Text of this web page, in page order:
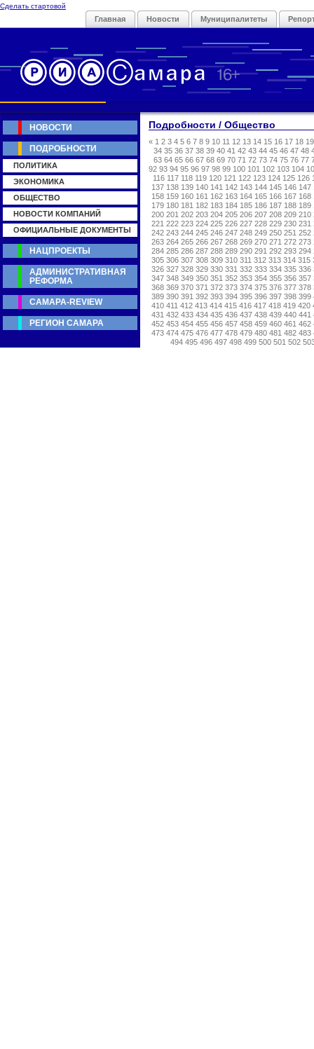
Сделать стартовой
Главная Новости Муниципалитеты
Подробности / Общество
« 1 2 3 4 5 6 7 8 9 10 11 12 13 14 15 16 17 18 19
34 35 36 37 38 39 40 41 42 43 44 45 46 47 48
63 64 65 66 67 68 69 70 71 72 73 74 75 76 77
92 93 94 95 96 97 98 99 100 101 102 103 104
116 117 118 119 120 121 122 123 124 125 126
137 138 139 140 141 142 143 144 145 146 147
158 159 160 161 162 163 164 165 166 167 168
179 180 181 182 183 184 185 186 187 188 189
200 201 202 203 204 205 206 207 208 209 210
221 222 223 224 225 226 227 228 229 230 231
242 243 244 245 246 247 248 249 250 251 252
263 264 265 266 267 268 269 270 271 272 273
284 285 286 287 288 289 290 291 292 293 294
305 306 307 308 309 310 311 312 313 314 315
326 327 328 329 330 331 332 333 334 335 336
347 348 349 350 351 352 353 354 355 356 357
368 369 370 371 372 373 374 375 376 377 378
389 390 391 392 393 394 395 396 397 398 399
410 411 412 413 414 415 416 417 418 419 420
431 432 433 434 435 436 437 438 439 440 441
452 453 454 455 456 457 458 459 460 461 462
473 474 475 476 477 478 479 480 481 482 483
494 495 496 497 498 499 500 501 502
НОВОСТИ
ПОДРОБНОСТИ
ПОЛИТИКА
ЭКОНОМИКА
ОБЩЕСТВО
НОВОСТИ КОМПАНИЙ
ОФИЦИАЛЬНЫЕ ДОКУМЕНТЫ
НАЦПРОЕКТЫ
АДМИНИСТРАТИВНАЯ
РЕФОРМА
САМАРА-REVIEW
РЕГИОН САМАРА